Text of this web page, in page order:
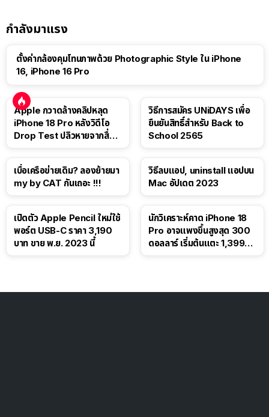
กำลังมาแรง
ตั้งค่ากล้องคุมโทนภาพด้วย Photographic Style ใน iPhone
16, iPhone 16 Pro
Apple กวาดล้างคลิปหลุด
iPhone 18 Pro หลังวิดีโอ
Drop Test ปลิวหายจากสื่อ
วิธีการสมัคร UNiDAYS เพื่อ
ยืนยันสิทธิ์สำหรับ Back to
School 2565
เบื่อเครือข่ายเดิม? ลองย้ายมา
my by CAT กันเถอะ !!!
วิธีลบแอป, uninstall แอปบน
Mac อัปเดต 2023
เปิดตัว Apple Pencil ใหม่ใช้
พอร์ต USB-C ราคา 3,190
บาท ขาย พ.ย. 2023 นี้
นักวิเคราะห์คาด iPhone 18
Pro อาจแพงขึ้นสูงสุด 300
ดอลลาร์ เริ่มต้นแตะ 1,399